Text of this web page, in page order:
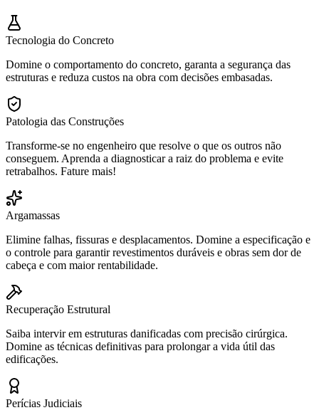
Tecnologia do Concreto
Domine o comportamento do concreto, garanta a segurança das
estruturas e reduza custos na obra com decisões embasadas.
Patologia das Construções
Transforme-se no engenheiro que resolve o que os outros não
conseguem. Aprenda a diagnosticar a raiz do problema e evite
retrabalhos. Fature mais!
Argamassas
Elimine falhas, fissuras e desplacamentos. Domine a especificação e
o controle para garantir revestimentos duráveis e obras sem dor de
cabeça e com maior rentabilidade.
Recuperação Estrutural
Saiba intervir em estruturas danificadas com precisão cirúrgica.
Domine as técnicas definitivas para prolongar a vida útil das
edificações.
Perícias Judiciais